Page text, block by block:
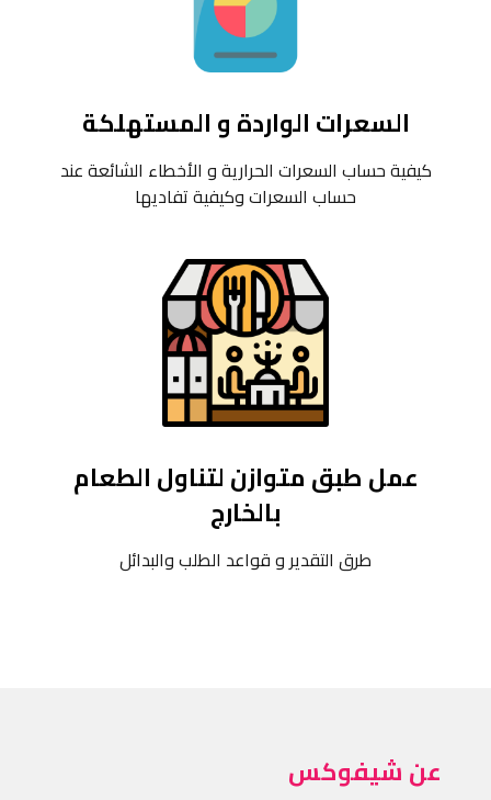
السعرات الواردة و المستهلكة
كيفية حساب السعرات الحرارية و الأخطاء الشائعة عند
حساب السعرات وكيفية تفاديها
عمل طبق متوازن لتناول الطعام
بالخارج
طرق التقدير و قواعد الطلب والبدائل
عن شيفوكس